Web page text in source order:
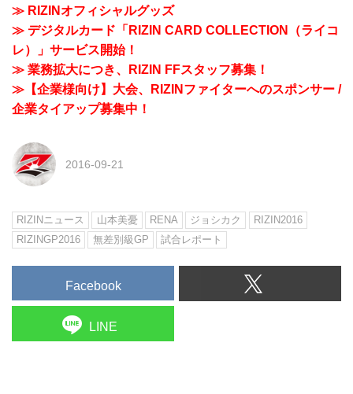
≫ RIZINオフィシャルグッズ
≫ デジタルカード「RIZIN CARD COLLECTION（ライコ
レ）」サービス開始！
≫ 業務拡大につき、RIZIN FFスタッフ募集！
≫【企業様向け】大会、RIZINファイターへのスポンサー /
企業タイアップ募集中！
2016-09-21
RIZINニュース 山本美憂 RENA ジョシカク
RIZIN2016
RIZINGP2016
無差別級GP 試合レポート
Facebook
LINE